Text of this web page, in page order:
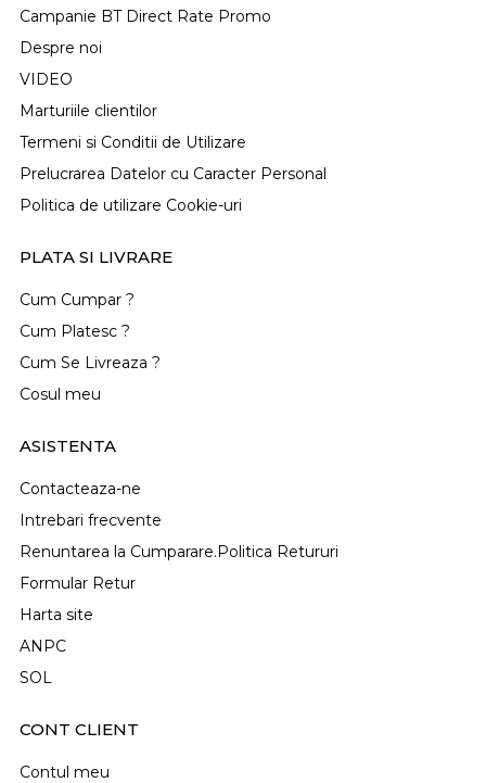
Campanie BT Direct Rate Promo
Despre noi
VIDEO
Marturiile clientilor
Termeni si Conditii de Utilizare
Prelucrarea Datelor cu Caracter Personal
Politica de utilizare Cookie-uri
PLATA SI LIVRARE
Cum Cumpar ?
Cum Platesc ?
Cum Se Livreaza ?
Cosul meu
ASISTENTA
Contacteaza-ne
Intrebari frecvente
Renuntarea la Cumparare.Politica Retururi
Formular Retur
Harta site
ANPC
SOL
CONT CLIENT
Contul meu